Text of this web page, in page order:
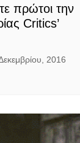
πρώτοι την
Critics’
2016